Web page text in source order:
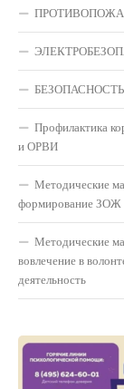
Профилактика
и ОРВИ
Методические
формирование ЗОЖ
Методические
вовлечение в
деятельность